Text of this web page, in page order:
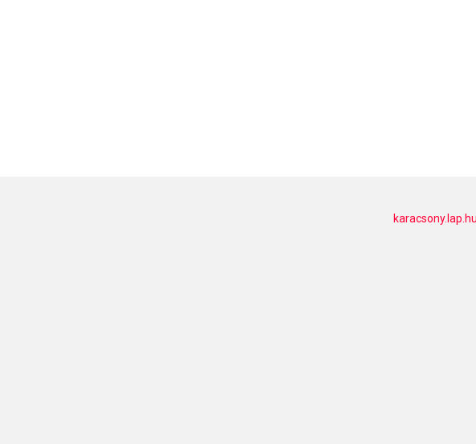
karacsony.lap.hu